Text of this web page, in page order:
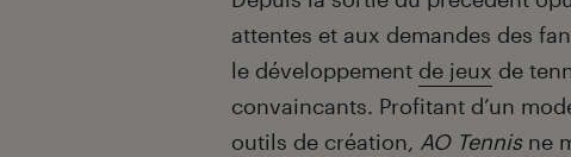
attentes et aux demandes des
le développement de jeux de
convaincants. Profitant d’un
outils de création, AO Tennisne